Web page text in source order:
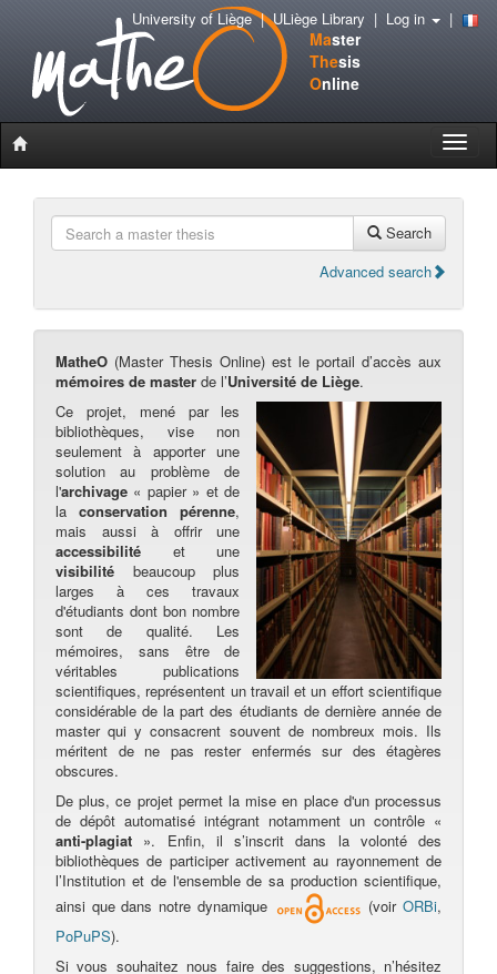
Master
Thesis
Online
Toggle
University of Liège|ULiège Library | Log in |
Search
Advanced search
MatheO (Master Thesis Online) est le portail d’accès aux
mémoires de master de l’Université de Liège.
Ce projet, mené par les
bibliothèques, vise non
seulement à apporter une
solution au problème de
l'archivage « papier » et de
laconservation pérenne,
mais aussi à offrir une
accessibilité et une
visibilité beaucoup plus
larges à ces travaux
d'étudiants dont bon nombre
sont de qualité. Les
mémoires, sans être de
véritables publications
scientifiques, représentent un travail et un effort scientifique
considérable de la part des étudiants de dernière année de
master qui y consacrent souvent de nombreux mois. Ils
méritent de ne pas rester enfermés sur des étagères
obscures.
De plus, ce projet permet la mise en place d'un processus
de dépôt automatisé intégrant notamment un contrôle «
anti-plagiat ». Enfin, il s’inscrit dans la volonté des
bibliothèques de participer activement au rayonnement de
l’Institution et de l'ensemble de sa production scientifique,
ainsi que dans notre dynamique
(voirORBi,
PoPuPS).
Si vous souhaitez nous faire des suggestions, n’hésitez